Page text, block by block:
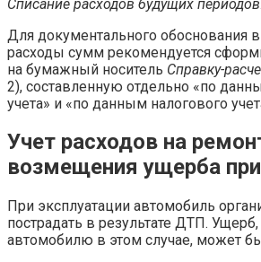
Списание расходов будущих периодов
Для документального обоснования
расходы сумм рекомендуется
на бумажный носитель Справку-
2), составленную отдельно «по
учета» и «по данным налогового
Учет расходов на
возмещения ущерба
При эксплуатации автомобиль
пострадать в результате ДТП.
автомобилю в этом случае, может